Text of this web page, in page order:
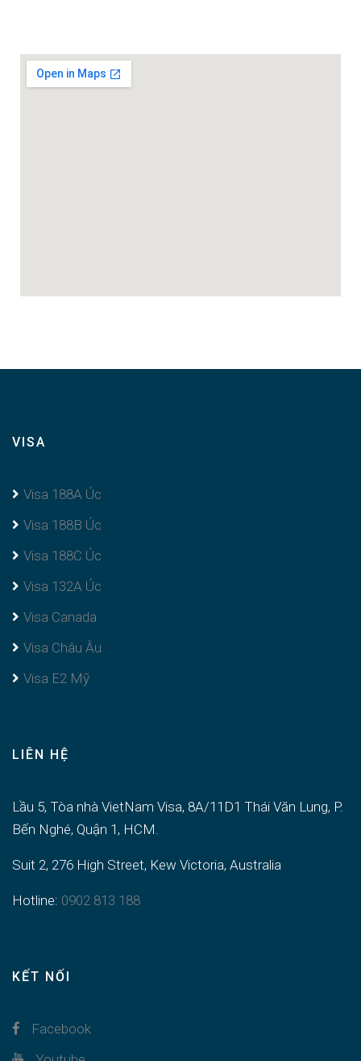
VISA
Visa 188A Úc
Visa 188B Úc
Visa 188C Úc
Visa 132A Úc
Visa Canada
Visa Châu Âu
Visa E2 Mỹ
LIÊN HỆ
Lầu 5, Tòa nhà VietNam Visa, 8A/11D1 Thái Văn Lung, P.
Bến Nghé, Quận 1, HCM.
Suit 2, 276 High Street, Kew Victoria, Australia
Hotline: 0902 813 188
KẾT NỐI
Facebook